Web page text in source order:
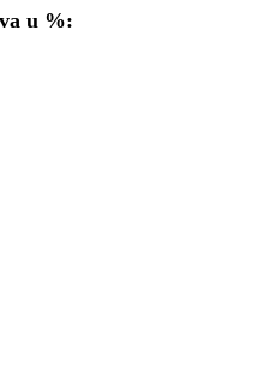
u %: